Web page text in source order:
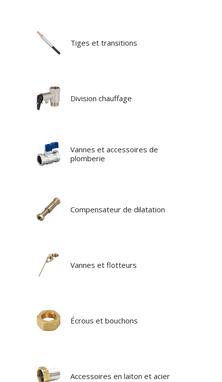
Tiges et transitions
Division chauffage
Vannes et accessoires de
plomberie
Compensateur de dilatation
Vannes et flotteurs
Écrous et bouchons
Accessoires en laiton et acier